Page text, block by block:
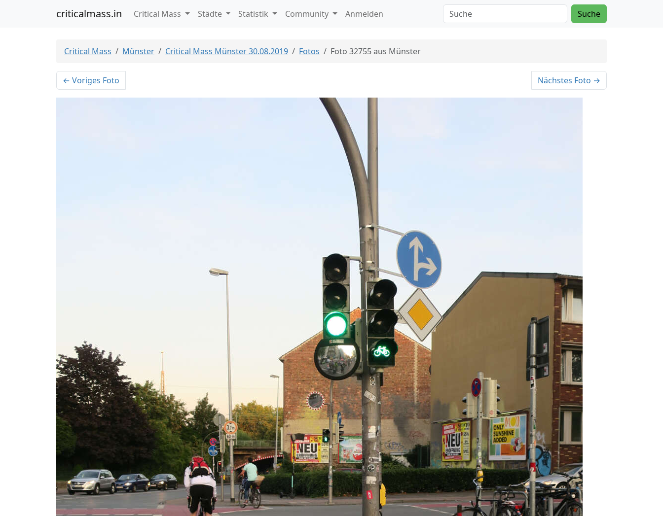
criticalmass.in Critical Mass Städte Statistik Community Anmelden Suche
Critical Mass Münster Critical Mass Münster 30.08.2019 Fotos Foto 32755 aus Münster
← Voriges Foto Nächstes Foto →